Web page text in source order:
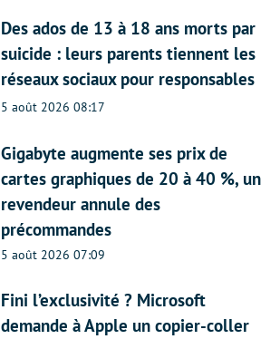
Des ados de 13 à 18 ans morts par
suicide : leurs parents tiennent les
réseaux sociaux pour responsables
5 août 2026 08:17
Gigabyte augmente ses prix de
cartes graphiques de 20 à 40 %, un
revendeur annule des
précommandes
5 août 2026 07:09
Fini l’exclusivité ? Microsoft
demande à Apple un copier-coller